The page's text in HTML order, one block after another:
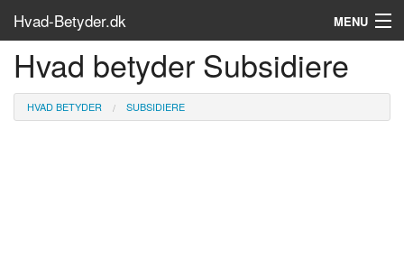
Hvad-Betyder.dk MENU
Om siden
Søg...
Hvad betyder Subsidiere
HVAD BETYDER SUBSIDIERE